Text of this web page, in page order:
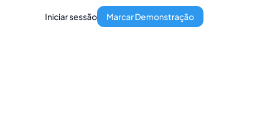
Iniciar sessão Marcar Demonstração